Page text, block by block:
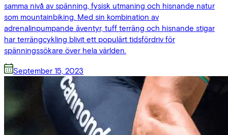
samma nivå av spänning, fysisk utmaning och hisnande natur
som mountainbiking. Med sin kombination av
adrenalinpumpande äventyr, tuff terräng och hisnande stigar
har terrängcykling blivit ett populärt tidsfördriv för
spänningssökare över hela världen.
September 15, 2023